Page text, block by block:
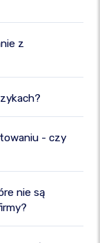
z
- czy
nie są